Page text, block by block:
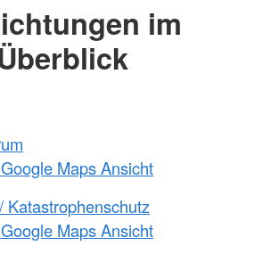
im
Maps Ansicht
Katastrophenschutz
Maps Ansicht